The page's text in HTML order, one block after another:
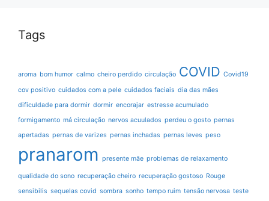
Tags
aroma bom humor calmo cheiro perdido circulação COVID Covid19
cov positivo cuidados com a pele cuidados faciais dia das mães
dificuldade para dormir dormir encorajar estresse acumulado
formigamento má circulação nervos acuulados perdeu o gosto pernas
apertadas pernas de varizes pernas inchadas pernas leves peso
pranarom presente mãe problemas de relaxamento
qualidade do sono recuperação cheiro recuperação gostoso Rouge
sensibilis sequelas covid sombra sonho tempo ruim tensão nervosa teste